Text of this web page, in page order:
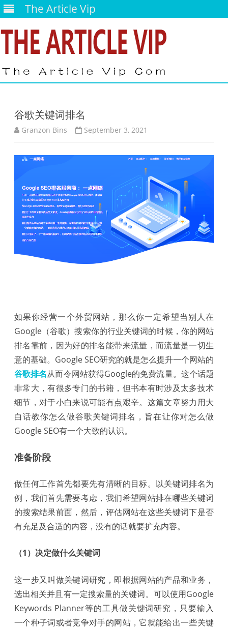
The Article Vip
谷歌关键词排名
Granzon Bins September 3, 2021
如果你经营一个外贸网站，那么你一定希望当别人在
Google（谷歌）搜索你的行业关键词的时候，你的网站
排名靠前，因为好的排名能带来流量，而流量是一切生
意的基础。Google SEO研究的就是怎么提升一个网站的
谷歌排名从而令网站获得Google的免费流量。这个话题
非常大，有很多专门的书籍，但书本有时涉及太多技术
细节，对于小白来说可能有点艰辛。这篇文章努力用大
白话教你怎么做谷歌关键词排名，旨在让你对怎么做
Google SEO有一个大致的认识。
准备阶段
做任何工作首先都要先有清晰的目标。以关键词排名为
例，我们首先需要考虑，我们希望网站排在哪些关键词
的搜索结果前面，然后，评估网站在这些关键词下是否
有充足及合适的内容，没有的话就要扩充内容。
（1）决定做什么关键词
这一步又叫做关键词研究，即根据网站的产品和业务，
选出相关并且有一定搜索量的关键词。可以使用Google
Keywords Planner等的工具做关键词研究，只要输入
一个种子词或者竞争对手的网站，它就能给出一些关键